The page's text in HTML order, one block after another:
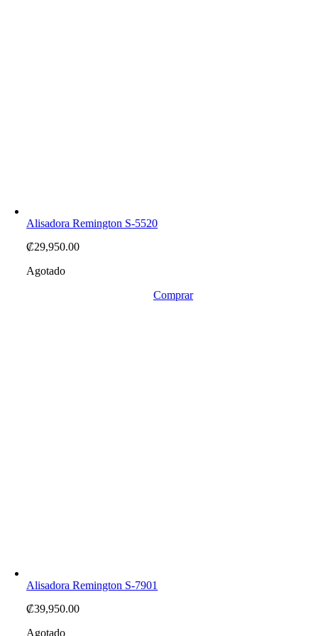
Alisadora Remington S-5520
₡29,950.00
Agotado
Comprar
Alisadora Remington S-7901
₡39,950.00
Agotado